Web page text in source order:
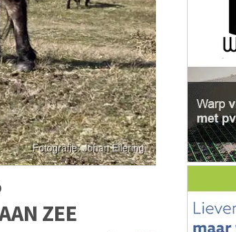
ZEE